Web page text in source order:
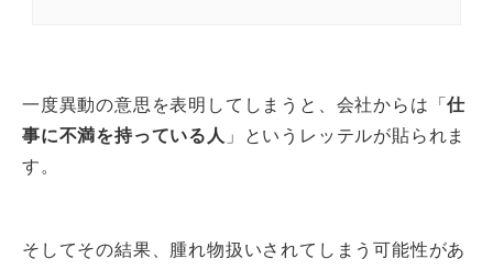
一度異動の意思を表明してしまうと、会社からは「仕
事に不満を持っている人 」というレッテルが貼られま
す。
そしてその結果、腫れ物扱いされてしまう可能性があ